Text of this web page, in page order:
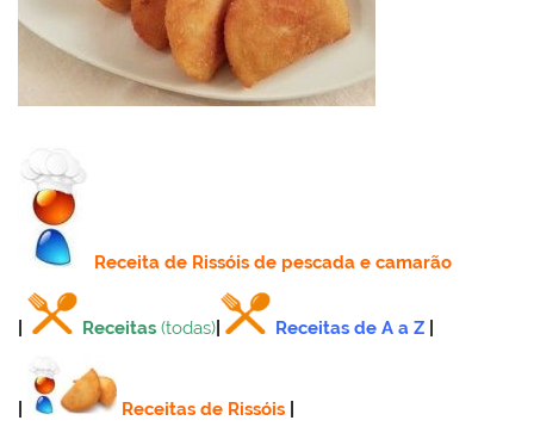
Receitade Rissóis de pescada e camarão
Receitas (todas) Receitas de A a Z
Receitas de Rissóis